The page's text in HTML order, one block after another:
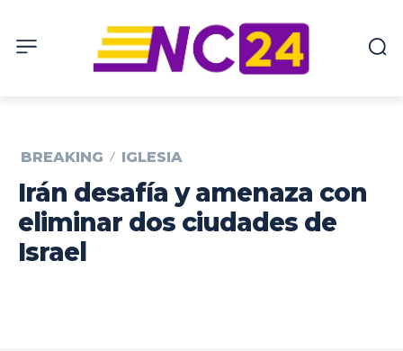
BREAKING IGLESIA
Irán desafía y amenaza con
eliminar dos ciudades de
Israel